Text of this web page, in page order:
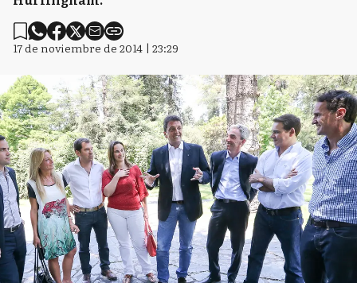
17 de noviembre de 2014 | 23:29